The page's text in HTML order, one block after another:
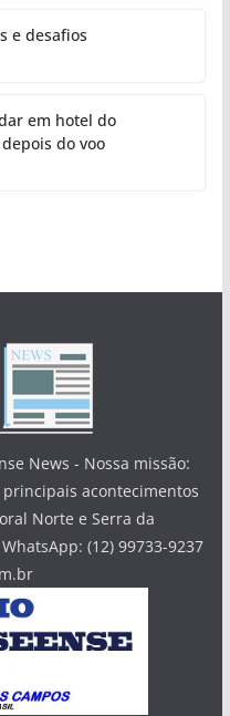
e desafios
em hotel do
do voo
News - Nossa missão:
acontecimentos
Norte e Serra da
(12) 99733-9237